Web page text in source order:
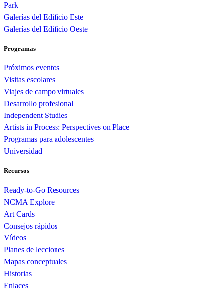
Park
Galerías del Edificio Este
Galerías del Edificio Oeste
Programas
Próximos eventos
Visitas escolares
Viajes de campo virtuales
Desarrollo profesional
Independent Studies
Artists in Process: Perspectives on Place
Programas para adolescentes
Universidad
Recursos
Ready-to-Go Resources
NCMA Explore
Art Cards
Consejos rápidos
Vídeos
Planes de lecciones
Mapas conceptuales
Historias
Enlaces